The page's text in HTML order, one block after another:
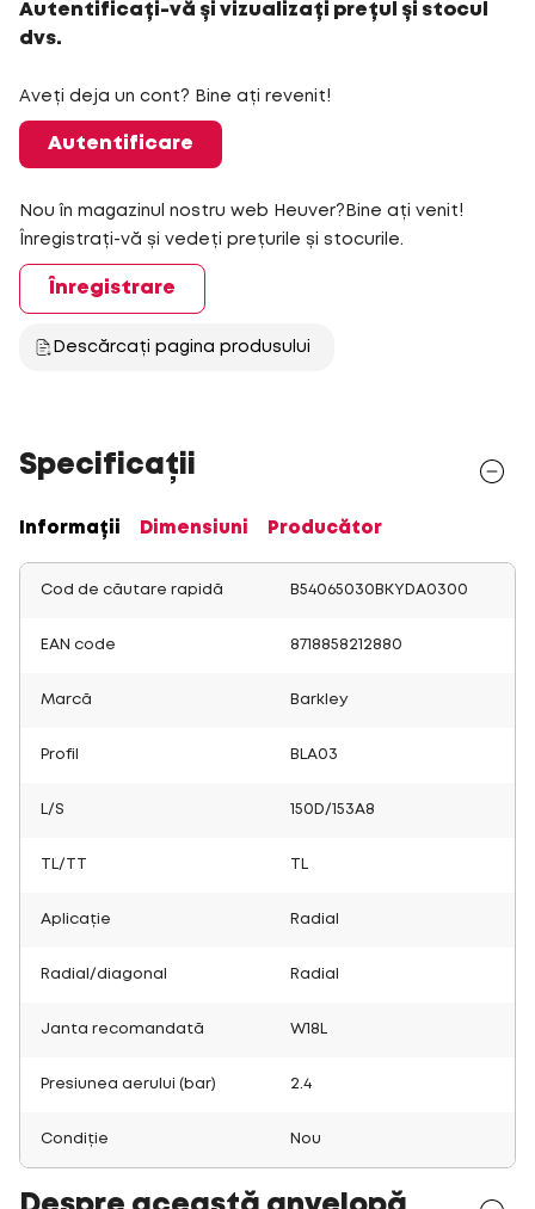
Autentificați-vă și vizualizați prețul și stocul
dvs.
Aveți deja un cont? Bine ați revenit!
Autentificare
Nou în magazinul nostru web Heuver?Bine ați venit!
Înregistrați-vă și vedeți prețurile și stocurile.
Înregistrare
Descărcați pagina produsului
Specificații
Informații Dimensiuni Producător
Cod de căutare rapidă B54065030BKYDA0300
EAN code 8718858212880
Marcă Barkley
Profil BLA03
L/S 150D/153A8
TL/TT
Aplicație Radial
Radial/diagonal Radial
Janta recomandată W18L
Presiunea aerului (bar) 2.4
Condiție Nou